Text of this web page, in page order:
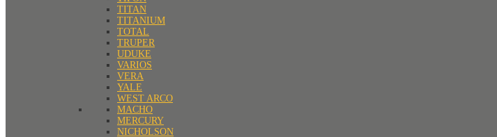
TITAN
TITANIUM
TOTAL
TRUPER
UDUKE
VARIOS
VERA
YALE
WEST ARCO
MACHO
MERCURY
NICHOLSON